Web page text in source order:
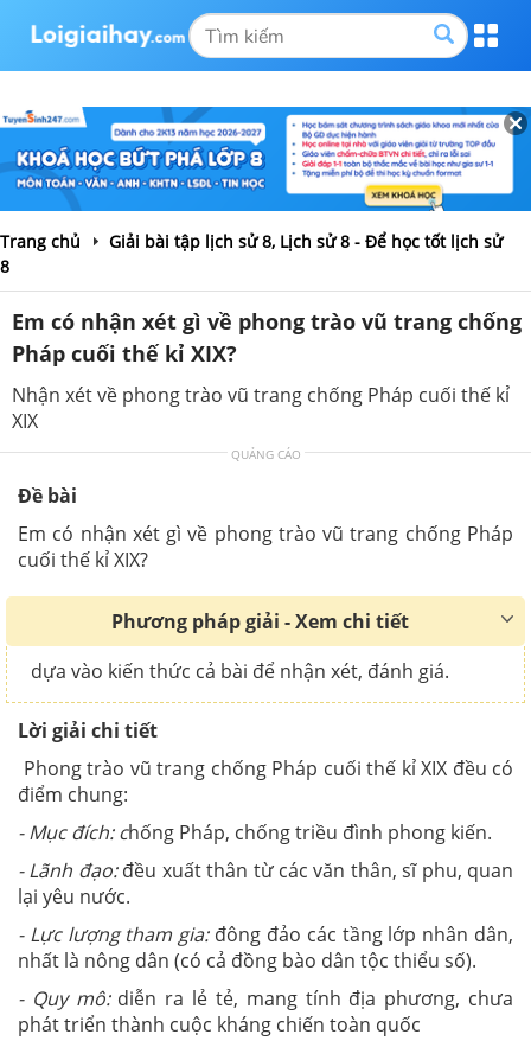
Trang chủ
Giải bài tập lịch sử 8, Lịch sử 8 - Để học tốt lịch sử
8
Em có nhận xét gì về phong trào vũ trang chống
Pháp cuối thế kỉ XIX?
Nhận xét về phong trào vũ trang chống Pháp cuối thế kỉ
XIX
QUẢNG CÁO
Đề bài
Em có nhận xét gì về phong trào vũ trang chống Pháp
cuối thế kỉ XIX?
Phương pháp giải - Xem chi tiết
dựa vào kiến thức cả bài để nhận xét, đánh giá.
Lời giải chi tiết
Phong trào vũ trang chống Pháp cuối thế kỉ XIX đều có
điểm chung:
- Mục đích: chống Pháp, chống triều đình phong kiến.
- Lãnh đạo:đều xuất thân từ các văn thân, sĩ phu, quan
lại yêu nước.
- Lực lượng tham gia:đông đảo các tầng lớp nhân dân,
nhất là nông dân (có cả đồng bào dân tộc thiểu số).
- Quy mô:diễn ra lẻ tẻ, mang tính địa phương, chưa
phát triển thành cuộc kháng chiến toàn quốc